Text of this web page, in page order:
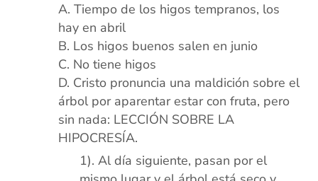
Tiempo de los higos tempranos, los
hay en abril
Los higos buenos salen en junio
No tiene higos
Cristo pronuncia una maldición sobre el
árbol por aparentar estar con fruta, pero
sin nada: LECCIÓN SOBRE LA
HIPOCRESÍA.
Al día siguiente, pasan por el